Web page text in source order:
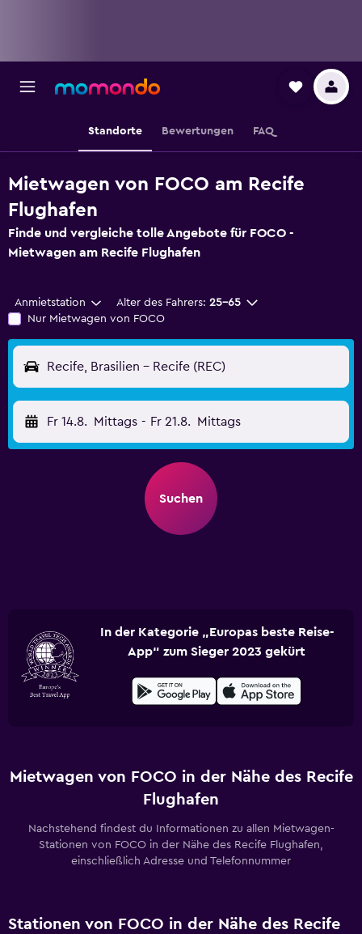
Standorte Bewertungen FAQ
Mietwagen von FOCO am Recife
Flughafen
Finde und vergleiche tolle Angebote für FOCO -
Mietwagen am Recife Flughafen
Anmietstation Alter des Fahrers: 25-65
Nur Mietwagen von FOCO
Recife, Brasilien - Recife (REC)
Fr 14.8. Mittags - Fr 21.8. Mittags
Suchen
In der Kategorie „Europas beste Reise-
App“ zum Sieger 2023 gekürt
Mietwagen von FOCO in der Nähe des Recife
Flughafen
Nachstehend findest du Informationen zu allen Mietwagen-
Stationen von FOCO in der Nähe des Recife Flughafen,
einschließlich Adresse und Telefonnummer
Stationen von FOCO in der Nähe des Recife